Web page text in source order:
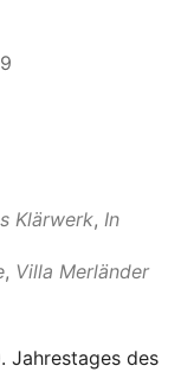
Klärwerk, In
, Villa Merländer
Jahrestages des